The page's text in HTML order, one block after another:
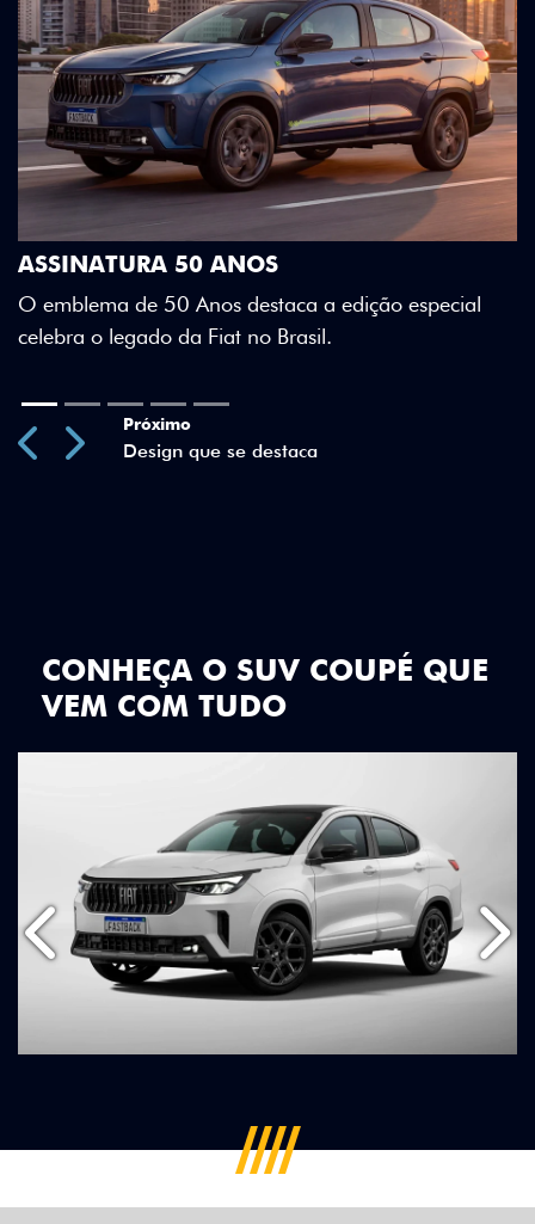
especial
DESIGN QUE SE DESTACA
Teto bicolor, adesivos estilizados e detalhes
Green criam uma identidade visual única.
CONHEÇA O SUV COUPÉ QUE
VEM COM TUDO
Anterior